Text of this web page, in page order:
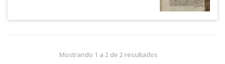
Mostrando 1 a 2 de 2 resultados